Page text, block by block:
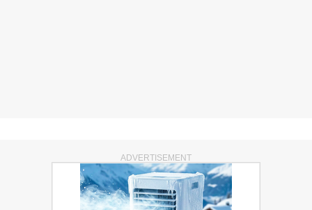
ADVERTISEMENT